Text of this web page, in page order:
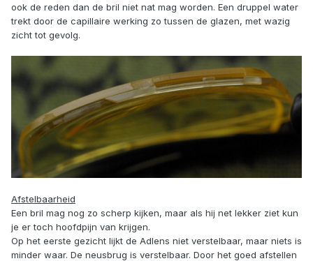
ook de reden dan de bril niet nat mag worden. Een druppel water
trekt door de capillaire werking zo tussen de glazen, met wazig
zicht tot gevolg.
Afstelbaarheid
Een bril mag nog zo scherp kijken, maar als hij net lekker ziet kun
je er toch hoofdpijn van krijgen.
Op het eerste gezicht lijkt de Adlens niet verstelbaar, maar niets is
minder waar. De neusbrug is verstelbaar. Door het goed afstellen